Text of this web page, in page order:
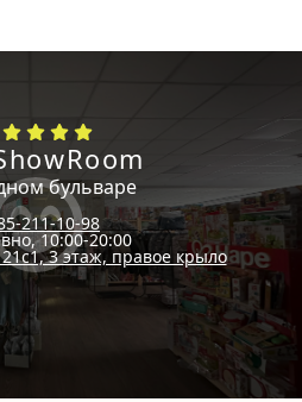
бульваре
211-10-98
10:00-20:00
3 этаж, правое крыло